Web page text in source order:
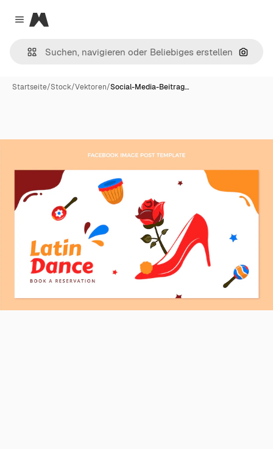
Close menu
Magnific
Nach
Startseite/Stock/Vektoren/Social-Media-Beitrag…